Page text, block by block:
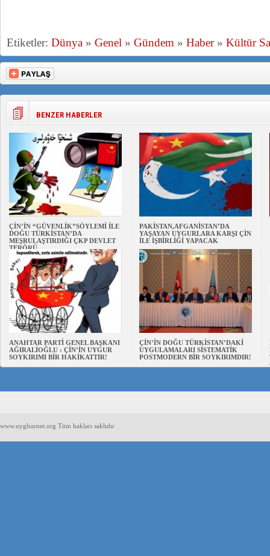
Etiketler: Dünya » Genel » Gündem » Haber» Kültür
BENZER HABERLER
ÇİN’İN “GÜVENLİK”SÖYLEMİ İLE
DOĞU TÜRKİSTAN’DA
MEŞRULAŞTIRDIĞI ÇKP DEVLET
TERÖRÜ
PAKİSTAN,AFGANİSTAN’DA
YAŞAYAN UYGURLARA KARŞI ÇİN
İLE İŞBİRLİĞİ YAPACAK
ANAHTAR PARTİ GENEL BAŞKANI
AĞIRALİOĞLU : ÇİN’İN UYGUR
SOYKIRIMI BİR HAKİKATTIR!
ÇİN’İN DOĞU TÜRKİSTAN’DAKİ
UYGULAMALARI SİSTEMATİK
POSTMODERN BİR SOYKIRIMDIR!
www.uyghurnet.org Tüm hakları saklıdır